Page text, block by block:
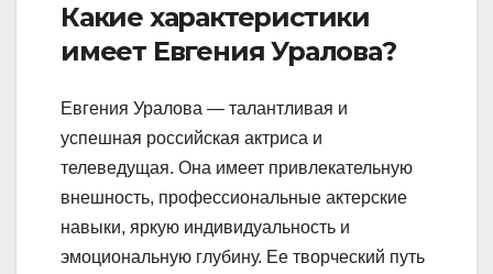
Какие характеристики
имеет Евгения Уралова?
Евгения Уралова — талантливая и
успешная российская актриса и
телеведущая. Она имеет привлекательную
внешность, профессиональные актерские
навыки, яркую индивидуальность и
эмоциональную глубину. Ее творческий путь